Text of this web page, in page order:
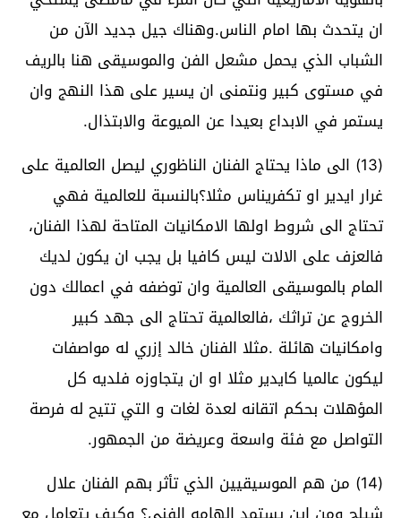
ان يتحدث بها امام الناس.وهناك جيل جديد الآن من
الشباب الذي يحمل مشعل الفن والموسيقى هنا بالريف
في مستوى كبير ونتمنى ان يسير على هذا النهج وان
يستمر في الابداع بعيدا عن الميوعة والابتذال.
(13) الى ماذا يحتاج الفنان الناظوري ليصل العالمية على
غرار ايدير او تكفريناس مثلا؟بالنسبة للعالمية فهي
تحتاج الى شروط اولها الامكانيات المتاحة لهذا الفنان،
فالعزف على الالات ليس كافيا بل يجب ان يكون لديك
المام بالموسيقى العالمية وان توضفه في اعمالك دون
الخروج عن تراثك ،فالعالمية تحتاج الى جهد كبير
وامكانيات هائلة .مثلا الفنان خالد إزري له مواصفات
ليكون عالميا كايدير مثلا او ان يتجاوزه فلديه كل
المؤهلات بحكم اتقانه لعدة لغات و التي تتيح له فرصة
التواصل مع فئة واسعة وعريضة من الجمهور.
(14) من هم الموسيقيين الذي تأثر بهم الفنان علال